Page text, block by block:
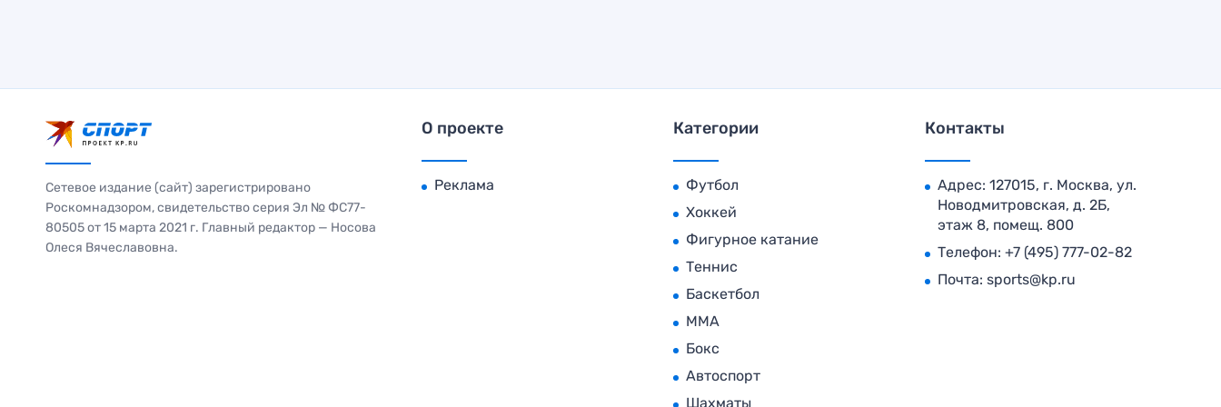
Сетевое издание (сайт) зарегистрировано
Роскомнадзором, свидетельство серия Эл № ФС77-
80505 от 15 марта 2021 г. Главный редактор — Носова
Олеся Вячеславовна.
О проекте
Реклама
Категории
Футбол
Хоккей
Фигурное катание
Теннис
Баскетбол
MMA
Бокс
Автоспорт
Шахматы
Контакты
Адрес: 127015, г. Москва, ул.
Новодмитровская, д. 2Б,
этаж 8, помещ. 800
Телефон: +7 (495) 777-02-82
Почта: sports@kp.ru